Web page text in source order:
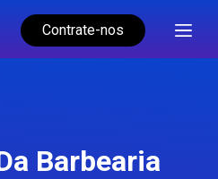
Contrate-nos
Barbearia